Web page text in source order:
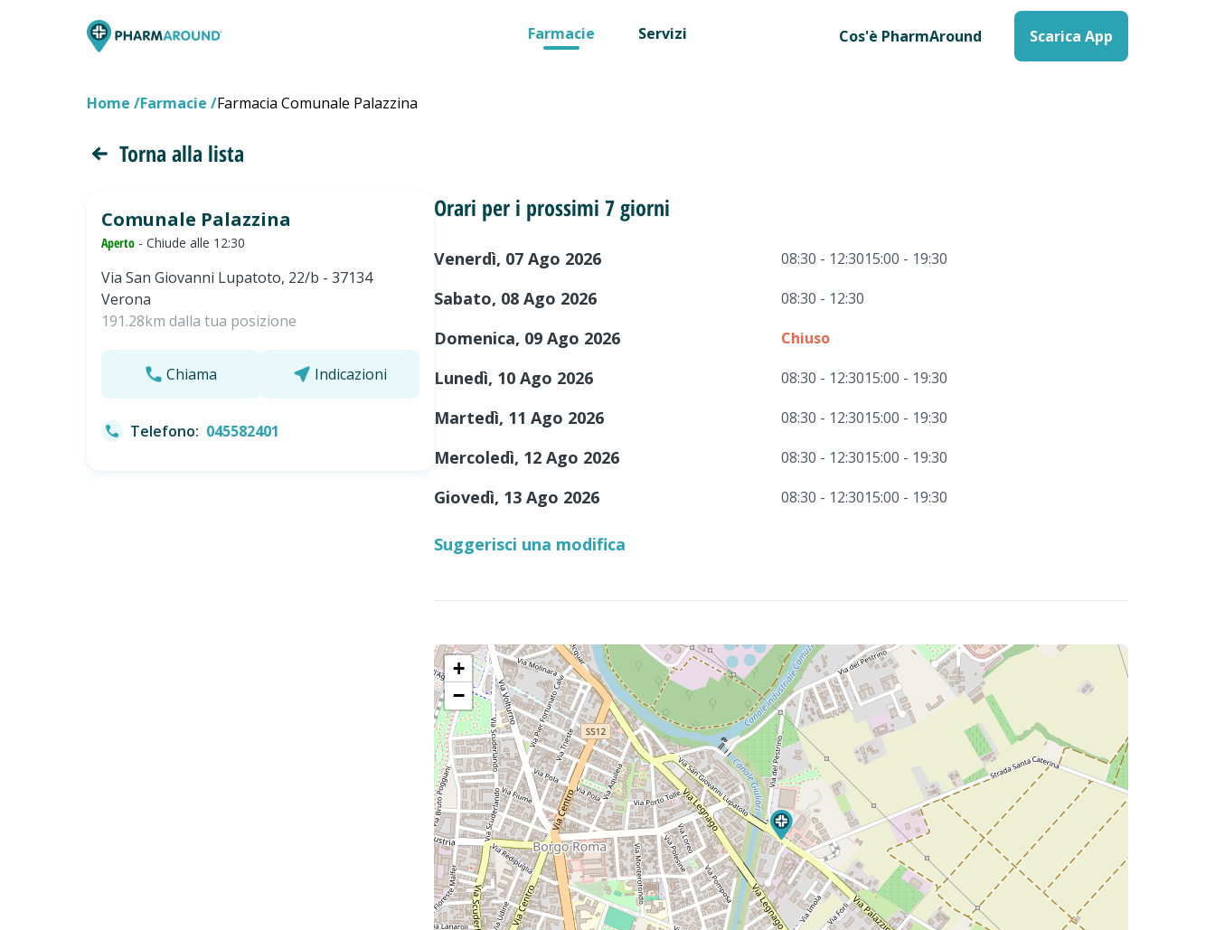
Farmacie Servizi Cos'è PharmAround Scarica App
Home Farmacie Farmacia Comunale Palazzina
Torna alla lista
Comunale Palazzina
Aperto - Chiude alle 12:30
Via San Giovanni Lupatoto, 22/b - 37134
Verona
191.28km dalla tua posizione
Chiama Indicazioni
Telefono: 045582401
Orari per i prossimi 7 giorni
Venerdì, 07 Ago 2026 08:30 - 12:3015:00 - 19:30
Sabato, 08 Ago 2026 08:30 - 12:30
Domenica, 09 Ago 2026 Chiuso
Lunedì, 10 Ago 2026 08:30 - 12:3015:00 - 19:30
Martedì, 11 Ago 2026 08:30 - 12:3015:00 - 19:30
Mercoledì, 12 Ago 2026 08:30 - 12:3015:00 - 19:30
Giovedì, 13 Ago 2026 08:30 - 12:3015:00 - 19:30
Suggerisci una modifica
+
−